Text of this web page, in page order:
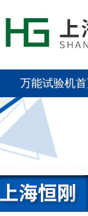
万能试验机